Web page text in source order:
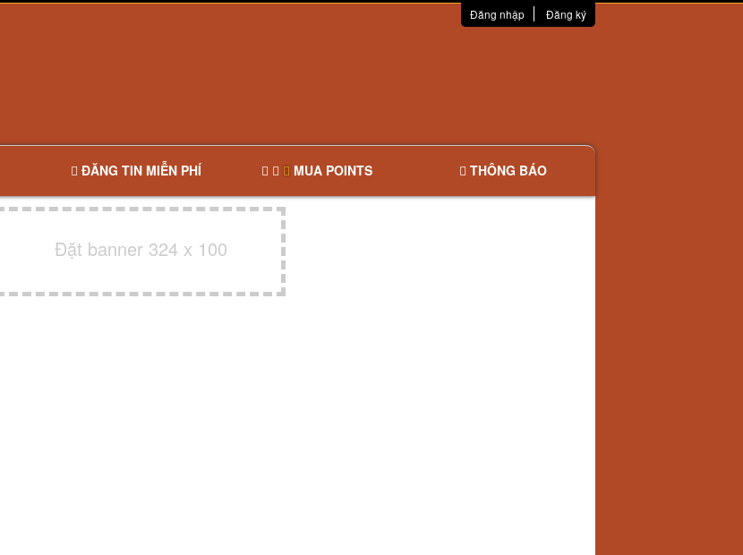
Đăng nhập Đăng ký
ĐĂNG TIN MIỄN PHÍ MUA POINTS THÔNG BÁO
Đặt banner 324 x 100